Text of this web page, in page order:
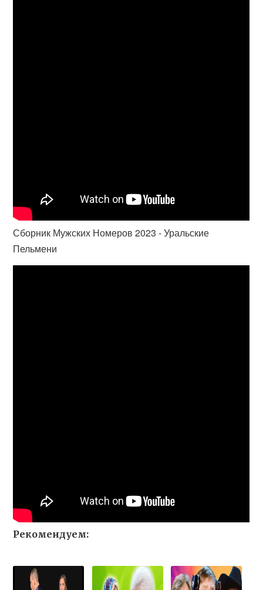
Сборник Мужских Номеров 2023 - Уральские
Пельмени
Рекомендуем: